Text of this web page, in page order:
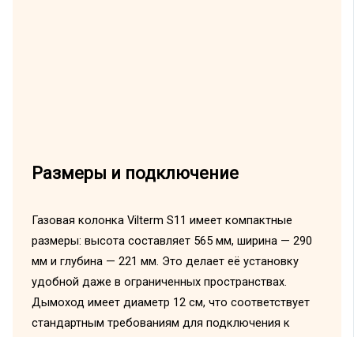
Размеры и подключение
Газовая колонка Vilterm S11 имеет компактные
размеры: высота составляет 565 мм, ширина — 290
мм и глубина — 221 мм. Это делает её установку
удобной даже в ограниченных пространствах.
Дымоход имеет диаметр 12 см, что соответствует
стандартным требованиям для подключения к